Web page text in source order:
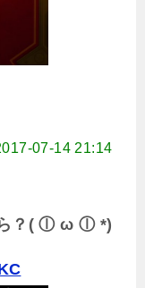
07-14 21:14
ら？( ⓛ ω ⓛ *)